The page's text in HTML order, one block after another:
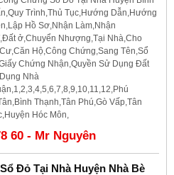
Trình,Thủ Tục,Hướng Dẫn,Hướng
Hồ Sơ,Nhận Làm,Nhận
ở,Chuyển Nhượng,Tại Nhà,Cho
Hộ,Công Chứng,Sang Tên,Sổ
Chứng Nhận,Quyền Sử Dụng Đất
Nhà
Thạnh,Tân Phú,Gò Vấp,Tân
Hóc Môn,
60 - Mr Nguyên
Đỏ Tại Nhà Huyện Nhà Bè